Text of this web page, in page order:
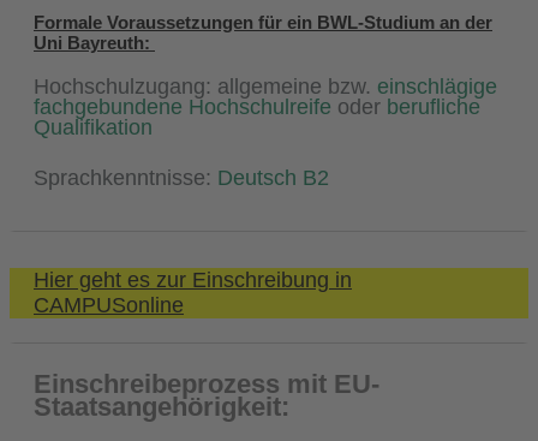
Formale Voraussetzungen für ein BWL-Studium an der
Uni Bayreuth:
Hochschulzugang: allgemeine bzw. einschlägige
fachgebundene Hochschulreife oder berufliche
Qualifikation
Sprachkenntnisse: Deutsch B2
Hier geht es zur Einschreibung in
CAMPUSonline
Einschreibeprozess mit EU-
Staatsangehörigkeit: